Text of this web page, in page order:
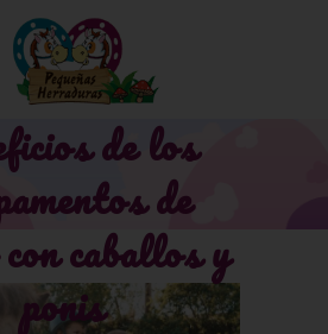
de los
de
caballos y
ponis